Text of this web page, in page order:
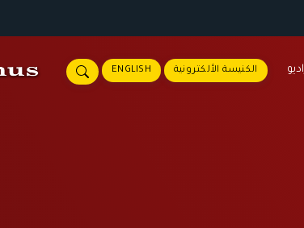
ENGLISH الكنيسة الألكترونية